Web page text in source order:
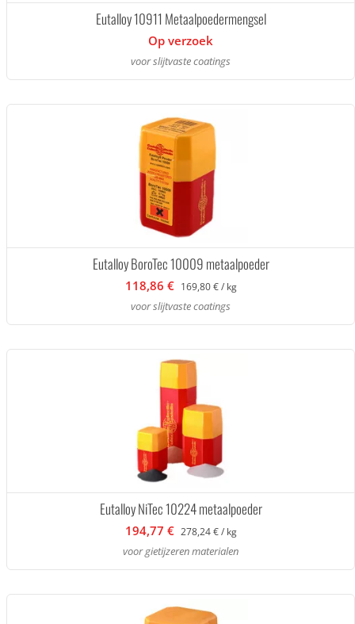
Eutalloy 10911 Metaalpoedermengsel
Op verzoek
voor slijtvaste coatings
Eutalloy BoroTec 10009 metaalpoeder
118,86 € 169,80 € / kg
voor slijtvaste coatings
Eutalloy NiTec 10224 metaalpoeder
194,77 € 278,24 € / kg
voor gietijzeren materialen